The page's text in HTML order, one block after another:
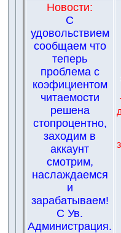
Новости:
С
удовольствием
сообщаем что
теперь
проблема с
коэфициентом
читаемости
решена
стопроцентно,
заходим в
аккаунт
смотрим,
наслаждаемся
и
зарабатываем!
С Ув.
Администрация.